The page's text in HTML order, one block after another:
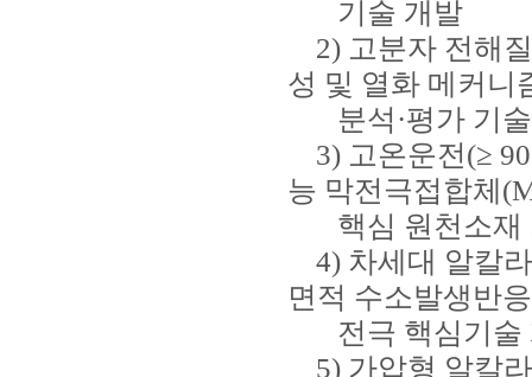
기술 개발
2) 고분자 전해
성 및 열화 메커니
분석·평가 기
3) 고온운전(≥
능 막전극접합체
핵심 원천소재
4) 차세대 알칼
면적 수소발생반
전극 핵심기술
5) 가압형 알칼